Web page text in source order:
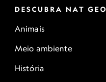
DESCUBRA NAT GEO
Animais
Meio ambiente
História